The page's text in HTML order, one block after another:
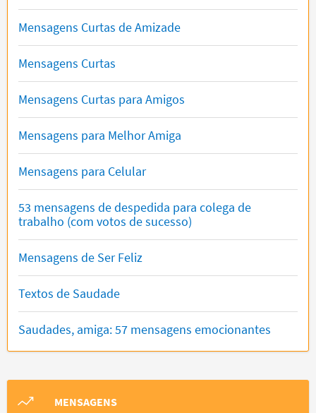
Mensagens Curtas de Amizade
Mensagens Curtas
Mensagens Curtas para Amigos
Mensagens para Melhor Amiga
Mensagens para Celular
53 mensagens de despedida para colega de
trabalho (com votos de sucesso)
Mensagens de Ser Feliz
Textos de Saudade
Saudades, amiga: 57 mensagens emocionantes
MENSAGENS